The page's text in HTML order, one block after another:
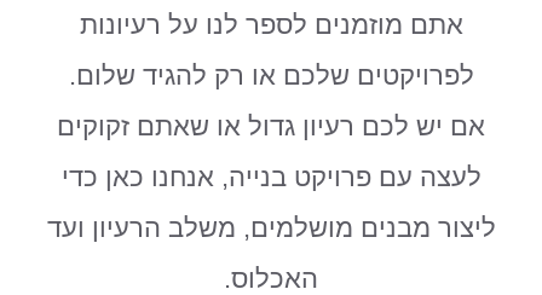
אתם מוזמנים לספר לנו על רעיונות
לפרויקטים שלכם או רק להגיד שלום.
אם יש לכם רעיון גדול או שאתם זקוקים
לעצה עם פרויקט בנייה, אנחנו כאן כדי
ליצור מבנים מושלמים, משלב הרעיון ועד
האכלוס.